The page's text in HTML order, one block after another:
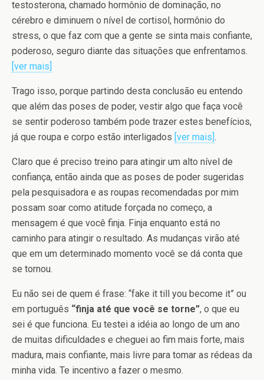
testosterona, chamado hormônio de dominação, no
cérebro e diminuem o nível de cortisol, hormônio do
stress, o que faz com que a gente se sinta mais confiante,
poderoso, seguro diante das situações que enfrentamos.
[ver mais]
Trago isso, porque partindo desta conclusão eu entendo
que além das poses de poder, vestir algo que faça você
se sentir poderoso também pode trazer estes benefícios,
já que roupa e corpo estão interligados [ver mais].
Claro que é preciso treino para atingir um alto nível de
confiança, então ainda que as poses de poder sugeridas
pela pesquisadora e as roupas recomendadas por mim
possam soar como atitude forçada no começo, a
mensagem é que você finja. Finja enquanto está no
caminho para atingir o resultado. As mudanças virão até
que em um determinado momento você se dá conta que
se tornou.
Eu não sei de quem é frase: “fake it till you become it” ou
em português “finja até que você se torne”, o que eu
sei é que funciona. Eu testei a idéia ao longo de um ano
de muitas dificuldades e cheguei ao fim mais forte, mais
madura, mais confiante, mais livre para tomar as rédeas da
minha vida. Te incentivo a fazer o mesmo.